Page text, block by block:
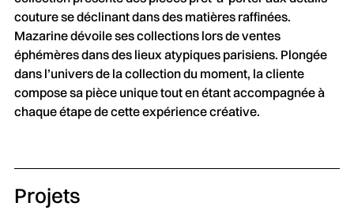
couture se déclinant dans des matières raffinées.
Mazarine dévoile ses collections lors de ventes
éphémères dans des lieux atypiques parisiens. Plongée
dans l’univers de la collection du moment, la cliente
compose sa pièce unique tout en étant accompagnée à
chaque étape de cette expérience créative.
Projets